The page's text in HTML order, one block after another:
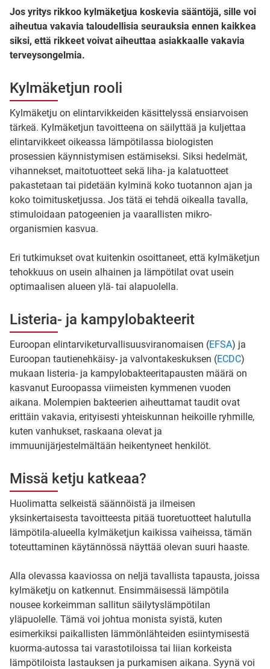
Jos yritys rikkoo kylmäketjua koskevia sääntöjä, sille voi
aiheutua vakavia taloudellisia seurauksia ennen kaikkea
siksi, että rikkeet voivat aiheuttaa asiakkaalle vakavia
terveysongelmia.
Kylmäketjun rooli
Kylmäketju on elintarvikkeiden käsittelyssä ensiarvoisen
tärkeä. ​Kylmäketjun tavoitteena on säilyttää ja kuljettaa
elintarvikkeet oikeassa lämpötilassa biologisten
prosessien käynnistymisen estämiseksi. ​Siksi hedelmät,
vihannekset, maitotuotteet sekä liha- ja kalatuotteet
pakastetaan tai pidetään kylminä koko tuotannon ajan ja
koko toimitusketjussa. Jos tätä ei tehdä oikealla tavalla,
stimuloidaan patogeenien ja vaarallisten mikro-
organismien kasvua.
​Eri tutkimukset ovat kuitenkin osoittaneet, että kylmäketjun
tehokkuus on usein alhainen ja lämpötilat ovat usein
optimaalisen alueen ylä- tai alapuolella.
Listeria- ja kampylobakteerit
Euroopan elintarviketurvallisuusviranomaisen (EFSA) ja
Euroopan tautienehkäisy- ja valvontakeskuksen (ECDC)
mukaan listeria- ja kampylobakteeritapausten määrä on
kasvanut Euroopassa viimeisten kymmenen vuoden
aikana. Molempien bakteerien aiheuttamat taudit ovat
erittäin vakavia, erityisesti yhteiskunnan heikoille ryhmille,
kuten vanhukset, raskaana olevat ja
immuunijärjestelmältään heikentyneet henkilöt.
Missä ketju katkeaa?
Huolimatta selkeistä säännöistä ja ilmeisen
yksinkertaisesta tavoitteesta pitää tuoretuotteet halutulla
lämpötila-alueella kylmäketjun kaikissa vaiheissa, tämän
toteuttaminen käytännössä näyttää olevan suuri haaste.
Alla olevassa kaaviossa on neljä tavallista tapausta, joissa
kylmäketju on katkennut. Ensimmäisessä lämpötila
nousee korkeimman sallitun säilytyslämpötilan
yläpuolelle. Tämä voi johtua monista syistä, kuten
esimerkiksi paikallisten lämmönlähteiden esiintymisestä
kuorma-autossa tai varastotiloissa tai liian korkeista
lämpötiloista lastauksen ja purkamisen aikana. Syynä voi